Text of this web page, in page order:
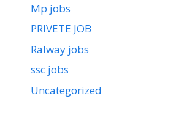
Mp jobs
PRIVETE JOB
Ralway jobs
ssc jobs
Uncategorized